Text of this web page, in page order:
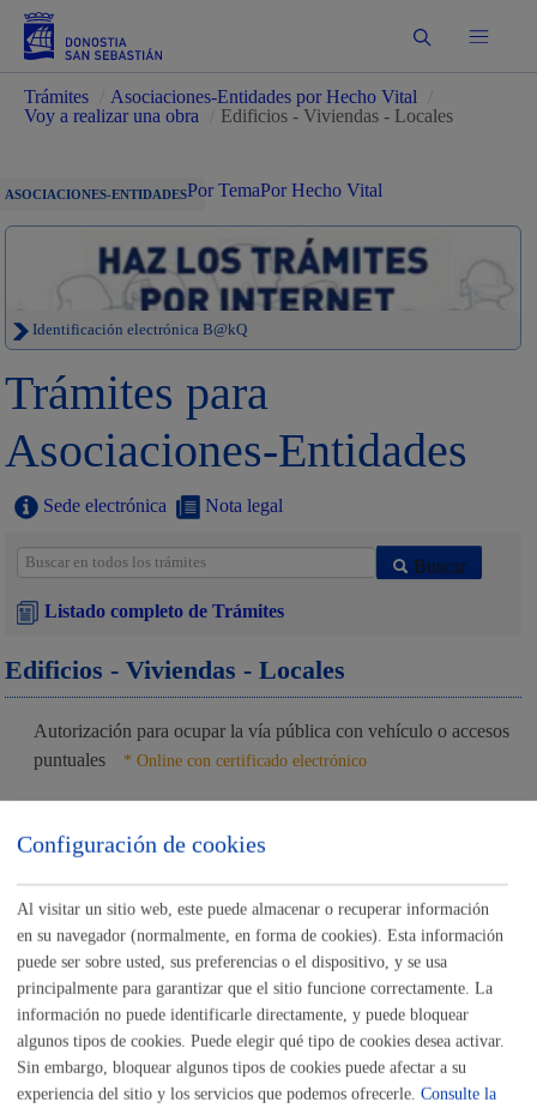
Buscar
Trámites Asociaciones-Entidades por Hecho Vital
Voy a realizar una obra
Edificios - Viviendas - Locales
ASOCIACIONES-ENTIDADESPor TemaPor Hecho Vital
Identificación electrónica B@kQ
Trámites para
Asociaciones-Entidades
Sede electrónica Nota legal
Buscar
Listado completo de Trámites
Edificios - Viviendas - Locales
Autorización para ocupar la vía pública con vehículo o accesos
puntuales
* Online con certificado electrónico
PRESENCIAL
TELÉFONO
MÁQUINA
Consultas y certificados urbanísticos
* Online con certificado
electrónico
ONLINE
PRESENCIAL
Configuración de cookies
Al visitar un sitio web, este puede almacenar o recuperar información
en su navegador (normalmente, en forma de cookies). Esta información
puede ser sobre usted, sus preferencias o el dispositivo, y se usa
principalmente para garantizar que el sitio funcione correctamente. La
información no puede identificarle directamente, y puede bloquear
algunos tipos de cookies. Puede elegir qué tipo de cookies desea activar.
Sin embargo, bloquear algunos tipos de cookies puede afectar a su
experiencia del sitio y los servicios que podemos ofrecerle. Consulte la